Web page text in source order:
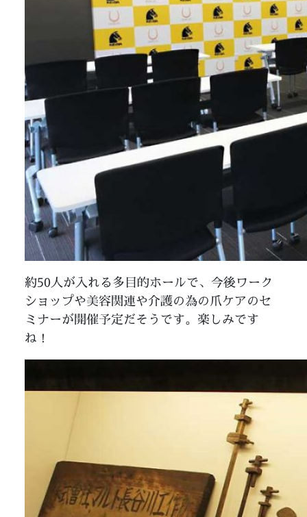
約50人が入れる多目的ホールで、今後ワーク
ショップや美容関連や介護の為の爪ケアのセ
ミナーが開催予定だそうです。楽しみです
ね！